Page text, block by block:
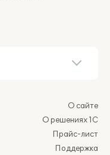
О сайте
О решениях 1С
Прайс-лист
Поддержка